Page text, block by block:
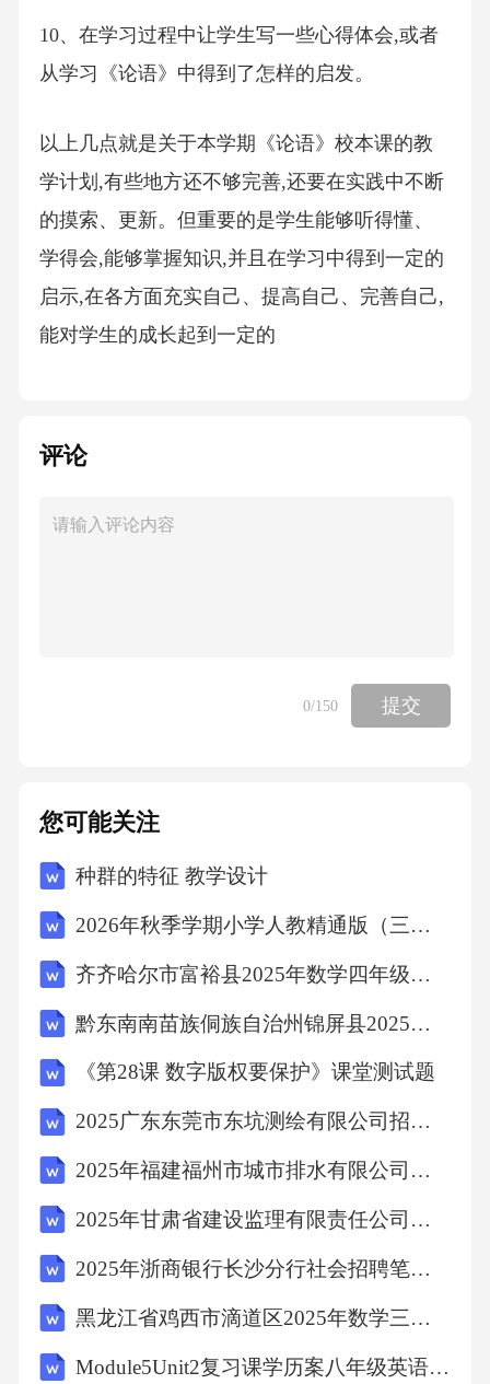
10、在学习过程中让学生写一些心得体会,或者
从学习《论语》中得到了怎样的启发。
以上几点就是关于本学期《论语》校本课的教
学计划,有些地方还不够完善,还要在实践中不断
的摸索、更新。但重要的是学生能够听得懂、
学得会,能够掌握知识,并且在学习中得到一定的
启示,在各方面充实自己、提高自己、完善自己,
能对学生的成长起到一定的
评论
0/150 提交
您可能关注
种群的特征 教学设计
2026年秋季学期小学人教精通版（三起）（新教材） 英语六年级上册教学计划含教学进度表
齐齐哈尔市富裕县2025年数学四年级下学期期末学业质量监测试题（含答案解析）
黔东南南苗族侗族自治州锦屏县2025届数学三年级下学期期末考试模拟试题（含答案解析）
《第28课 数字版权要保护》课堂测试题
2025广东东莞市东坑测绘有限公司招聘人员综合及笔试历年典型考点题库附带答案详解
2025年福建福州市城市排水有限公司招聘5人笔试历年常考点试题专练附带答案详解
2025年甘肃省建设监理有限责任公司招聘笔试历年常考点试题专练附带答案详解
2025年浙商银行长沙分行社会招聘笔试历年典型考题及考点剖析附带答案详解2套
黑龙江省鸡西市滴道区2025年数学三年级第二学期期中试题含答案
Module5Unit2复习课学历案八年级英语上册